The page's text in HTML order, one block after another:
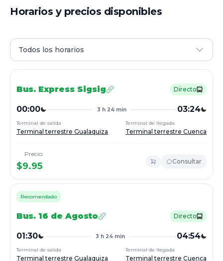
Horarios y precios disponibles
Todos los horarios
Bus. Express Sigsig Directo
00:00 3 h 24 min 03:24
Terminal de salida
Terminal terrestre Gualaquiza
Terminal de llegada
Terminal terrestre Cuenca
Precio
$9.95 Consultar
Recomendado
Bus. 16 de Agosto Directo
01:30 3 h 24 min 04:54
Terminal de salida
Terminal terrestre Gualaquiza
Terminal de llegada
Terminal terrestre Cuenca